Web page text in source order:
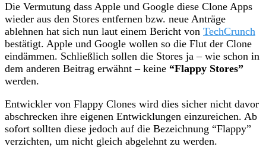
Die Vermutung dass Apple und Google diese Clone Apps
wieder aus den Stores entfernen bzw. neue Anträge
ablehnen hat sich nun laut einem Bericht von TechCrunch
bestätigt. Apple und Google wollen so die Flut der Clone
eindämmen. Schließlich sollen die Stores ja – wie schon in
dem anderen Beitrag erwähnt – keine “Flappy Stores”
werden.
Entwickler von Flappy Clones wird dies sicher nicht davor
abschrecken ihre eigenen Entwicklungen einzureichen. Ab
sofort sollten diese jedoch auf die Bezeichnung “Flappy”
verzichten, um nicht gleich abgelehnt zu werden.